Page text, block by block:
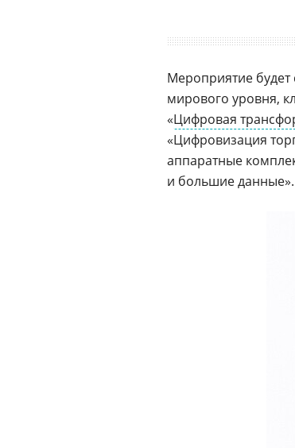
Мероприятие будет
мирового уровня,
«Цифровая
«Цифровизация
аппаратные
и большие данные».